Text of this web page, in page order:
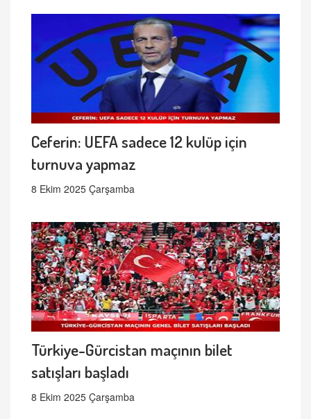
Ceferin: UEFA sadece 12 kulüp için
turnuva yapmaz
8 Ekim 2025 Çarşamba
Türkiye-Gürcistan maçının bilet
satışları başladı
8 Ekim 2025 Çarşamba